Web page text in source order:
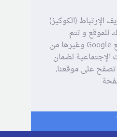
الإرتباط (الكوكيز)
للموقع و تتم
مشاركة بعض المعلومات مع Google وغيرها من
الإجتماعية لضمان
على موقعنا,